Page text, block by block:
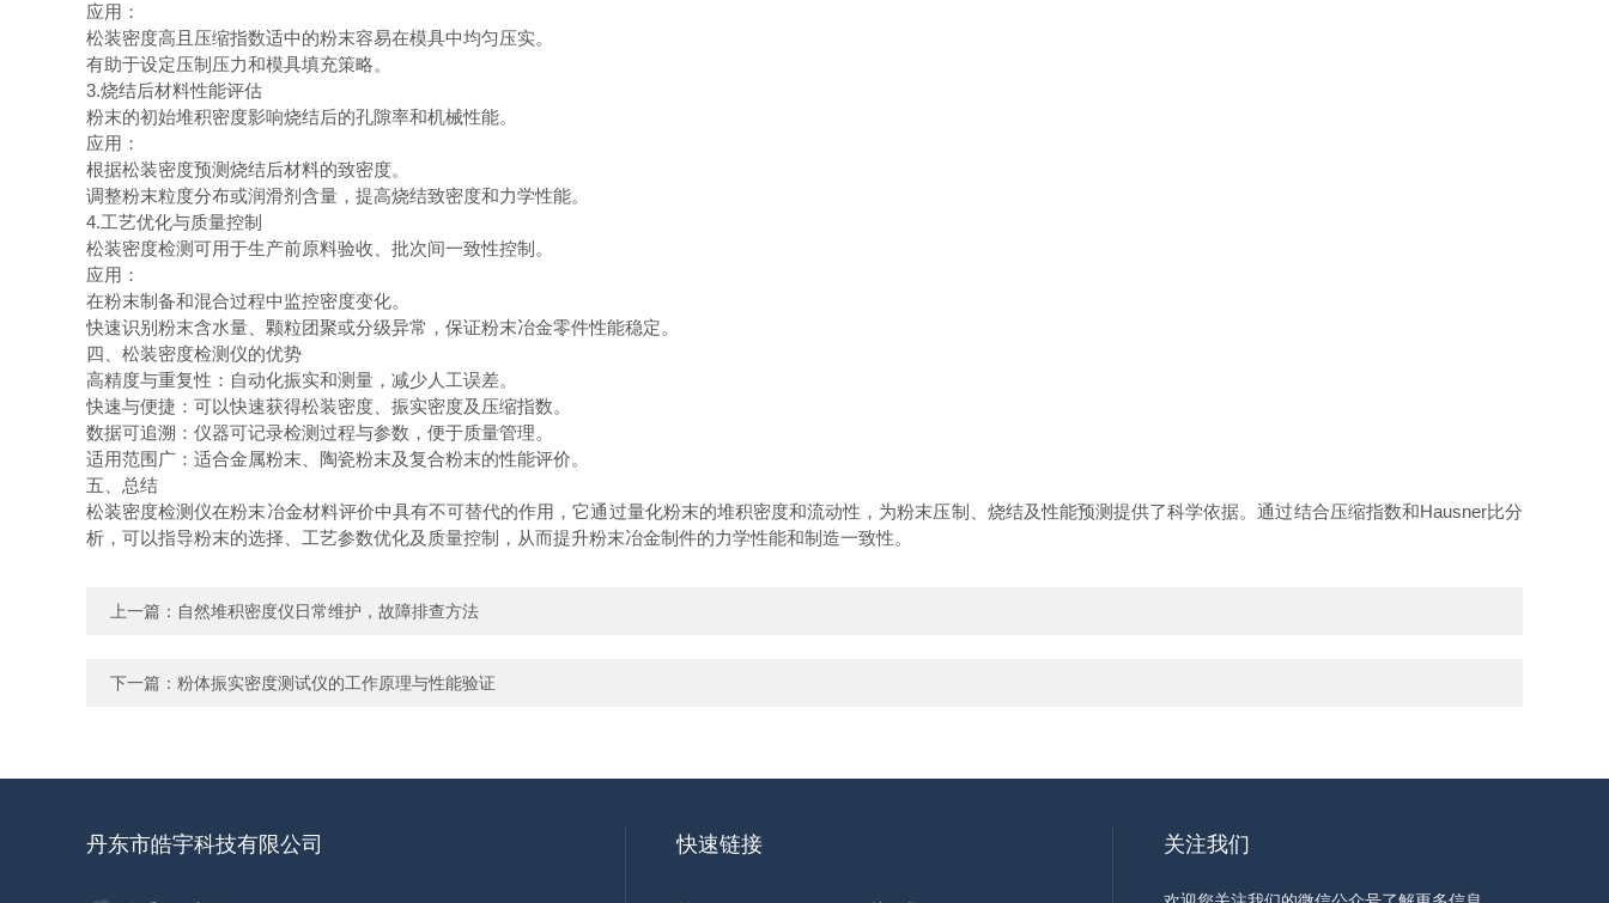
应用：
松装密度高且压缩指数适中的粉末容易在模具中均匀压实。
有助于设定压制压力和模具填充策略。
3.烧结后材料性能评估
粉末的初始堆积密度影响烧结后的孔隙率和机械性能。
应用：
根据松装密度预测烧结后材料的致密度。
调整粉末粒度分布或润滑剂含量，提高烧结致密度和力学性能。
4.工艺优化与质量控制
松装密度检测可用于生产前原料验收、批次间一致性控制。
应用：
在粉末制备和混合过程中监控密度变化。
快速识别粉末含水量、颗粒团聚或分级异常，保证粉末冶金零件性能稳定。
四、松装密度检测仪的优势
高精度与重复性：自动化振实和测量，减少人工误差。
快速与便捷：可以快速获得松装密度、振实密度及压缩指数。
数据可追溯：仪器可记录检测过程与参数，便于质量管理。
适用范围广：适合金属粉末、陶瓷粉末及复合粉末的性能评价。
五、总结
松装密度检测仪在粉末冶金材料评价中具有不可替代的作用，它通过量化粉末的堆积密度和流动性，为粉末压制、烧结及性能预测提供了科学依据。通过结合压缩指数和Hausner比分
析，可以指导粉末的选择、工艺参数优化及质量控制，从而提升粉末冶金制件的力学性能和制造一致性。
上一篇： 自然堆积密度仪日常维护，故障排查方法
下一篇： 粉体振实密度测试仪的工作原理与性能验证
丹东市皓宇科技有限公司 快速链接 关注我们